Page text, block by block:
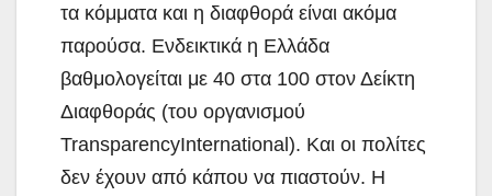
τα κόμματα και η διαφθορά είναι ακόμα
παρούσα. Eνδεικτικά η Ελλάδα
βαθμολογείται με 40 στα 100 στον Δείκτη
Διαφθοράς (του οργανισμού
TransparencyInternational). Και οι πολίτες
δεν έχουν από κάπου να πιαστούν. Η